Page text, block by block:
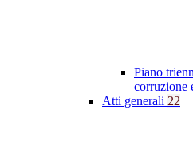
Piano
corruzione
Atti generali 22